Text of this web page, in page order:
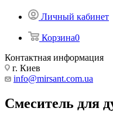
Личный кабинет
Корзина0
Контактная информация
г. Киев
info@mirsant.com.ua
Смеситель для